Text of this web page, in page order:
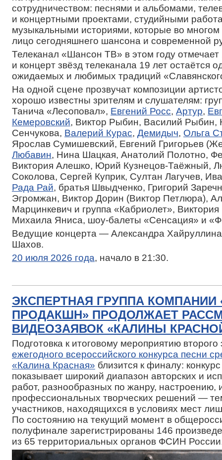
сотрудничеством: песнями и альбомами,
и концертными проектами, студийными
музыкальными историями, которые во
лицо сегодняшнего шансона и современной
Телеканал «Шансон ТВ» в этом году отмечает
и концерт звёзд телеканала 19 лет остаётся
ожидаемых и любимых традиций
На одной сцене прозвучат композиции
хорошо известны зрителям и слушателям:
Танича «Лесоповал», Евгений Росс, Артур,
Кемеровский, Виктор Рыбин, Василий Рыбин,
Сенчукова, Валерий Курас, Демидыч, Ольга
Ярослав Сумишевский, Евгений Григорьев
Любавин, Нина Шацкая, Анатолий Полотно,
Виктория Алешко, Юрий Кузнецов-Таёжный,
Соколова, Сергей Куприк, Султан Лагучев,
Рада Рай, братья Швыдченко, Григорий
Эгромжан, Виктор Дорин (Виктор Петлюра),
Марцинкевич и группа «Кабриолет»,
Михаила Яниса, шоу-балеты «Сенсация» и
Ведущие концерта — Александра
Шахов.
20 июля 2026 года, начало в 21:30.
ЭКСПЕРТНАЯ ГРУППА КОМПАНИИ
ПРОДАКШН» ПРОДОЛЖАЕТ
ВИДЕОЗАЯВОК «КАЛИНЫ
Подготовка к итоговому мероприятию
ежегодного всероссийского конкурса песни
«Калина Красная» близится к финалу:
показывает широкий диапазон авторских и
работ, разнообразных по жанру, настроению,
профессиональных творческих решений —
участников, находящихся в условиях мест
По состоянию на текущий момент в
полуфинале зарегистрированы 146
из 65 территориальных органов ФСИН